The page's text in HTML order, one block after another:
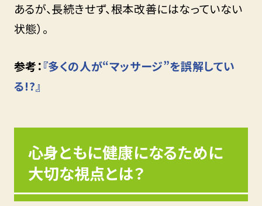
あるが、長続きせず、根本改善にはなっていない
状態）。
参考：『多くの人が“マッサージ”を誤解してい
る!?』
心身ともに健康になるために
大切な視点とは？